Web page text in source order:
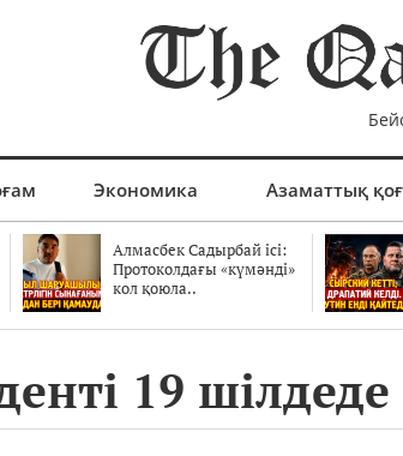
Экономика Азаматтық
Алмасбек Садырбай ісі:
Протоколдағы «күмәнді»
кол қоюла..
19